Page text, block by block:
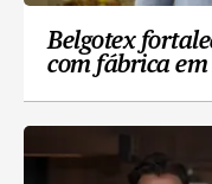
Belgotex
com fábrica em